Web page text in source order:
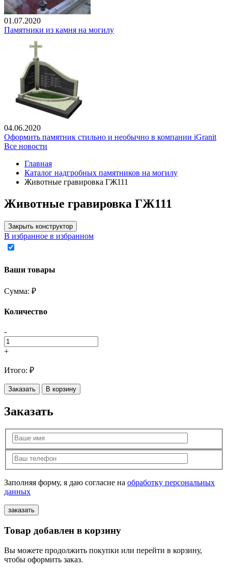
01.07.2020
Памятники из камня на могилу
04.06.2020
Оформить памятник стильно и необычно в компании iGranit
Все новости
Главная
Каталог надгробных памятников на могилу
Животные гравировка ГЖ111
Животные гравировка ГЖ111
Закрыть конструктор
В избранное в избранном
Ваши товары
Сумма: ₽
Количество
-
+
Итого: ₽
Заказать В корзину
Заказать
Заполняя форму, я даю согласие на обработку персональных
данных
Товар добавлен в корзину
Вы можете продолжить покупки или перейти в корзину,
чтобы оформить заказ.